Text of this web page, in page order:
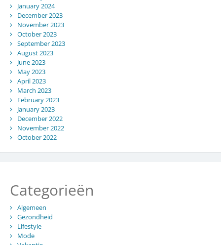
January 2024
December 2023
November 2023
October 2023
September 2023
August 2023
June 2023
May 2023
April 2023
March 2023
February 2023
January 2023
December 2022
November 2022
October 2022
Categorieën
Algemeen
Gezondheid
Lifestyle
Mode